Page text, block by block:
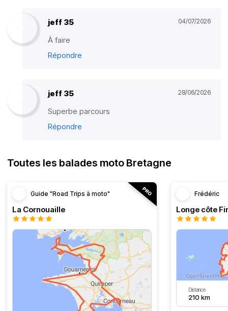
jeff 35 04/07/2026
À faire
Répondre
jeff 35 28/06/2026
Superbe parcours
Répondre
Toutes les balades moto Bretagne
Guide "Road Trips à moto"
La Cornouaille
Frédéric
Distance
210 km